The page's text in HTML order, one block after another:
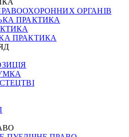
ОРГАНІВ
ПРАКТИКА
ПРАКТИКА